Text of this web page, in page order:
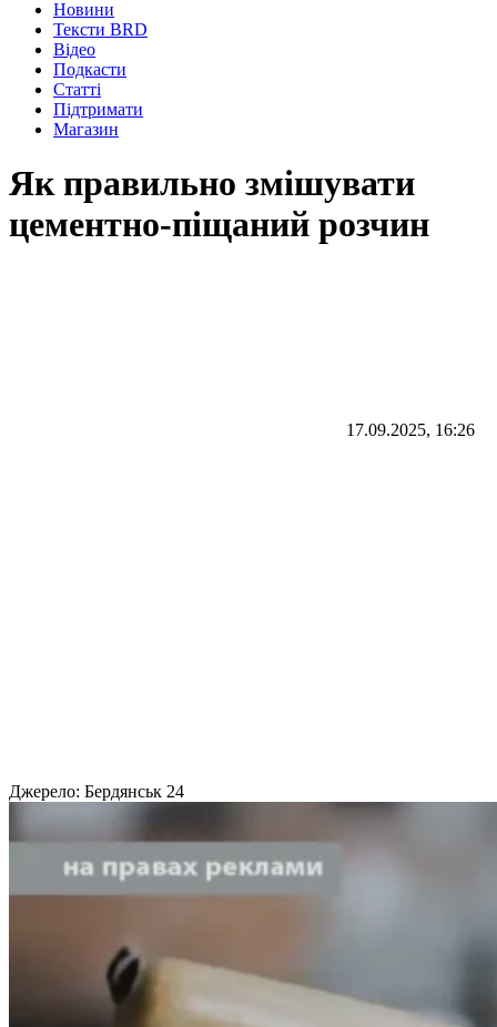
Новини
Тексти BRD
Відео
Подкасти
Статті
Підтримати
Магазин
Як правильно змішувати
цементно-піщаний розчин
17.09.2025, 16:26
Джерело: Бердянськ 24